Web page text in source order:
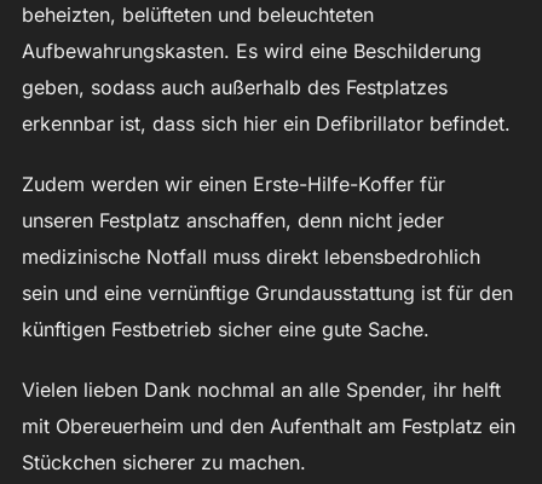
beheizten, belüfteten und beleuchteten
Aufbewahrungskasten. Es wird eine Beschilderung
geben, sodass auch außerhalb des Festplatzes
erkennbar ist, dass sich hier ein Defibrillator befindet.
Zudem werden wir einen Erste-Hilfe-Koffer für
unseren Festplatz anschaffen, denn nicht jeder
medizinische Notfall muss direkt lebensbedrohlich
sein und eine vernünftige Grundausstattung ist für den
künftigen Festbetrieb sicher eine gute Sache.
Vielen lieben Dank nochmal an alle Spender, ihr helft
mit Obereuerheim und den Aufenthalt am Festplatz ein
Stückchen sicherer zu machen.